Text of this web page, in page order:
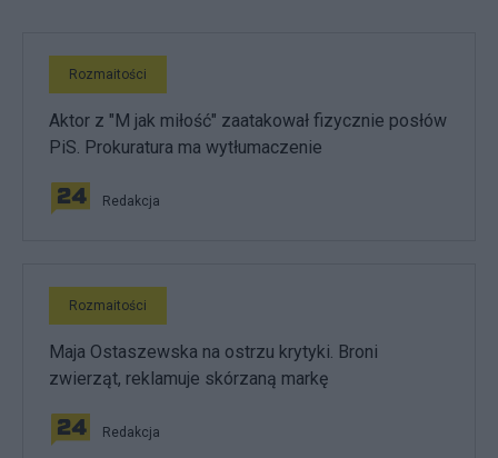
Rozmaitości
Aktor z "M jak miłość" zaatakował fizycznie posłów
PiS. Prokuratura ma wytłumaczenie
Redakcja
Rozmaitości
Maja Ostaszewska na ostrzu krytyki. Broni
zwierząt, reklamuje skórzaną markę
Redakcja